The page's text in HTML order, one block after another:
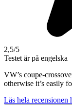
2,5/5
Testet är på engelska
VW’s coupe-
otherwise it’s easily
Läs hela recensionen